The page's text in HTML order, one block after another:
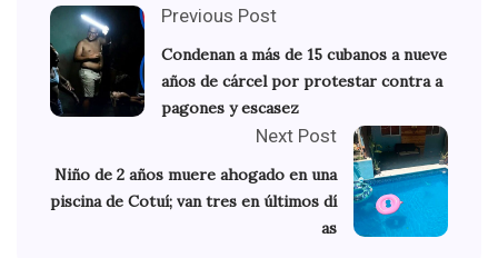
Previous Post
Condenan a más de 15 cubanos a nueve
años de cárcel por protestar contra a
pagones y escasez
Next Post
Niño de 2 años muere ahogado en una
piscina de Cotuí; van tres en últimos dí
as